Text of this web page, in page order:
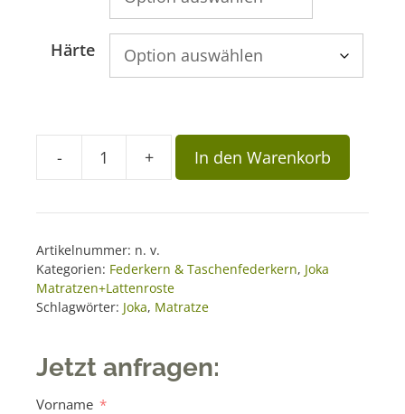
Härte
-
Matratze
559
+ In den Warenkorb
i
:
Artikelnummer: n. v.
Kategorien: Federkern & Taschenfederkern, Joka
Matratzen+Lattenroste
Schlagwörter: Joka, Matratze
Jetzt anfragen:
Vorname